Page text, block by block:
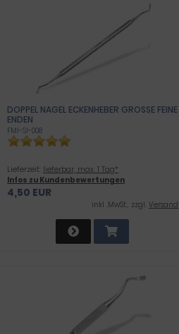
DOPPEL NAGEL ECKENHEBER GROSSE FEINE E
NDEN
FMI-SI-008
Lieferzeit: lieferbar, max. 1 Tag*
Infos zu Kundenbewertungen
4,50 EUR
inkl .MwSt., zzgl. Versand